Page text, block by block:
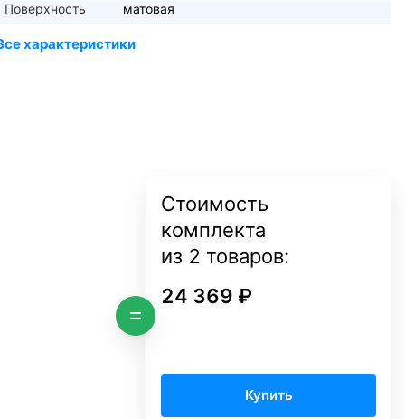
Поверхность
матовая
Стоимость
комплекта
из 2 товаров:
24 369 ₽
Купить